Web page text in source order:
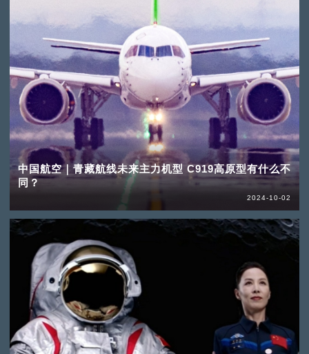
中国航空｜青藏航线未来主力机型 C919高原型有什么不
同？
2024-10-02